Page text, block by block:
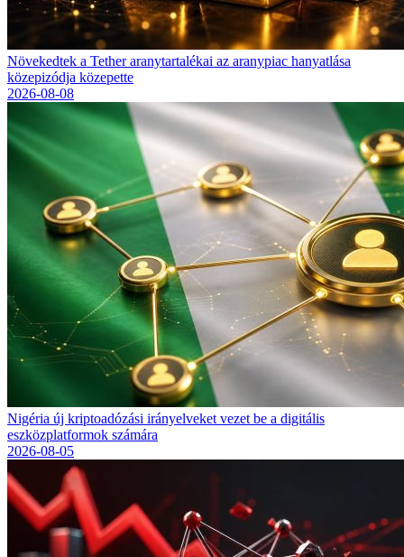
Növekedtek a Tether aranytartalékai az aranypiac hanyatlása
közepizódja közepette
2026-08-08
Nigéria új kriptoadózási irányelveket vezet be a digitális
eszközplatformok számára
2026-08-05